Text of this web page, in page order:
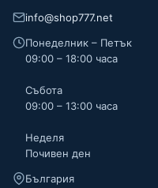
info@shop777.net
Понеделник – Петък
09:00 – 18:00 часа
Събота
09:00 – 13:00 часа
Неделя
Почивен ден
България